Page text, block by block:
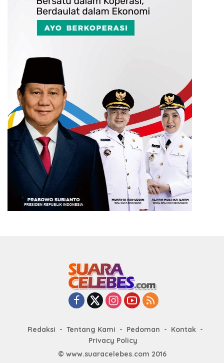
Redaksi Tentang Kami Pedoman
Kontak
Privacy Policy
© www.suaracelebes.com 2016